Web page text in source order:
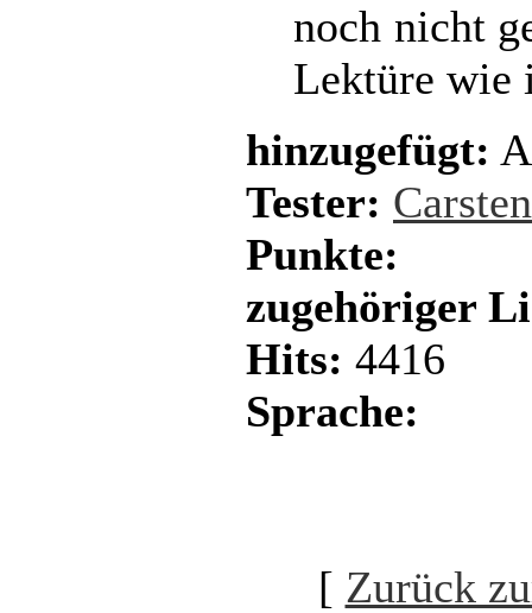
noch nicht
Lektüre wie
hinzugefügt:
Tester:
Punkte:
zugehöriger
Hits: 4416
Sprache:
[ Zurück